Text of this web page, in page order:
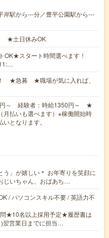
岸駅から---分／豊平公園駅から---
★土日休みOK
OK★スタート時間選べます！
★急募 ★職場が気に入れば、
円～ 経験者：時給1350円～ ★
月払いも選べます）※稼働開始時
となります。
う」が嬉しい＊ お年寄りを笑顔に
じいちゃん、おばあち…
/ パソコンスキル不要 / 英語力不
★10名以上採用予定★履歴書は
翌営業日までに担当…